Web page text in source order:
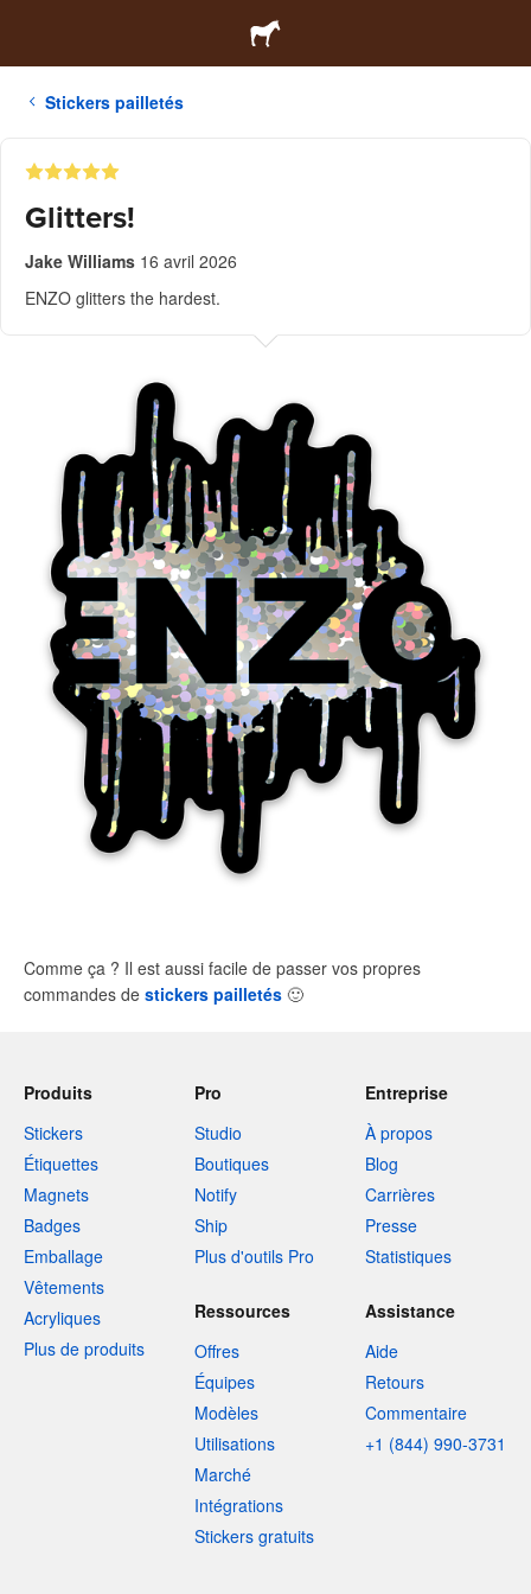
Stickers pailletés
Glitters!
Jake Williams 16 avril 2026
ENZO glitters the hardest.
Comme ça ? Il est aussi facile de passer vos propres
commandes de stickers pailletés 🙂
Produits
Stickers
Étiquettes
Magnets
Badges
Emballage
Vêtements
Acryliques
Plus de produits
Pro
Studio
Boutiques
Notify
Ship
Plus d'outils Pro
Entreprise
À propos
Blog
Carrières
Presse
Statistiques
Ressources
Offres
Équipes
Modèles
Utilisations
Marché
Intégrations
Stickers gratuits
Assistance
Aide
Retours
Commentaire
+1 (844) 990-3731